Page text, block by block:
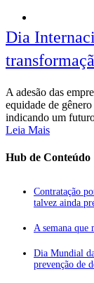
Dia
A adesão das
equidade de
indicando um
Leia Mais
Hub de Conteúdo
Contratação
talvez ainda
A semana
Dia Mundial
prevenção de